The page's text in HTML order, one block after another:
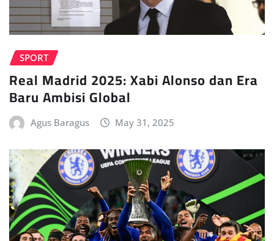
SPORT
Real Madrid 2025: Xabi Alonso dan Era
Baru Ambisi Global
Agus Baragus May 31, 2025